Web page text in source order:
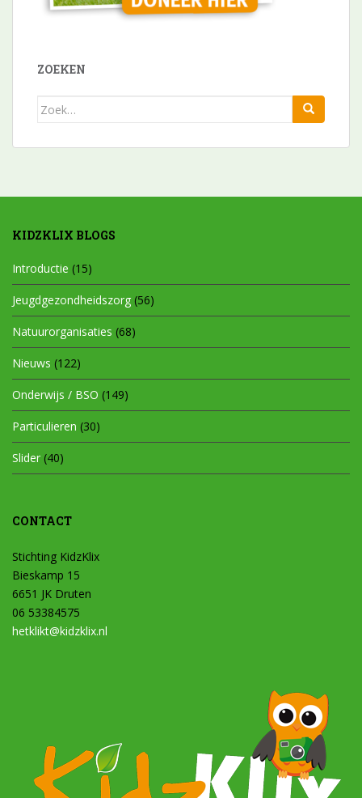
ZOEKEN
Zoek
KIDZKLIX BLOGS
Introductie (15)
Jeugdgezondheidszorg (56)
Natuurorganisaties (68)
Nieuws (122)
Onderwijs / BSO (149)
Particulieren (30)
Slider (40)
CONTACT
Stichting KidzKlix
Bieskamp 15
6651 JK Druten
06 53384575
hetklikt@kidzklix.nl